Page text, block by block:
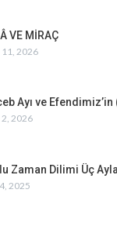
VE MİRAÇ
11, 2026
Ayı ve
2, 2026
Zaman Dilimi Üç
2025